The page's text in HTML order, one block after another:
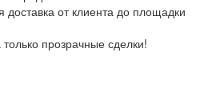
доставка от клиента до площадки
прозрачные сделки!